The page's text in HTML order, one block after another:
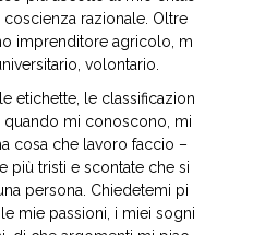
razionale. Oltre
imprenditore agricolo, m
volontario.
etichette, le classificazion
quando mi conoscono, mi
cosa che lavoro faccio –
più tristi e scontate che si
persona. Chiedetemi pi
mie passioni, i miei sogni